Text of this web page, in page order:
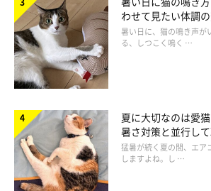
わせて見たい体調
暑い日に、猫の鳴き声が
る、しつこく鳴く …
夏に大切なのは愛
暑さ対策と並行し
工夫
猛暑が続く夏の間、エア
しますよね。し …